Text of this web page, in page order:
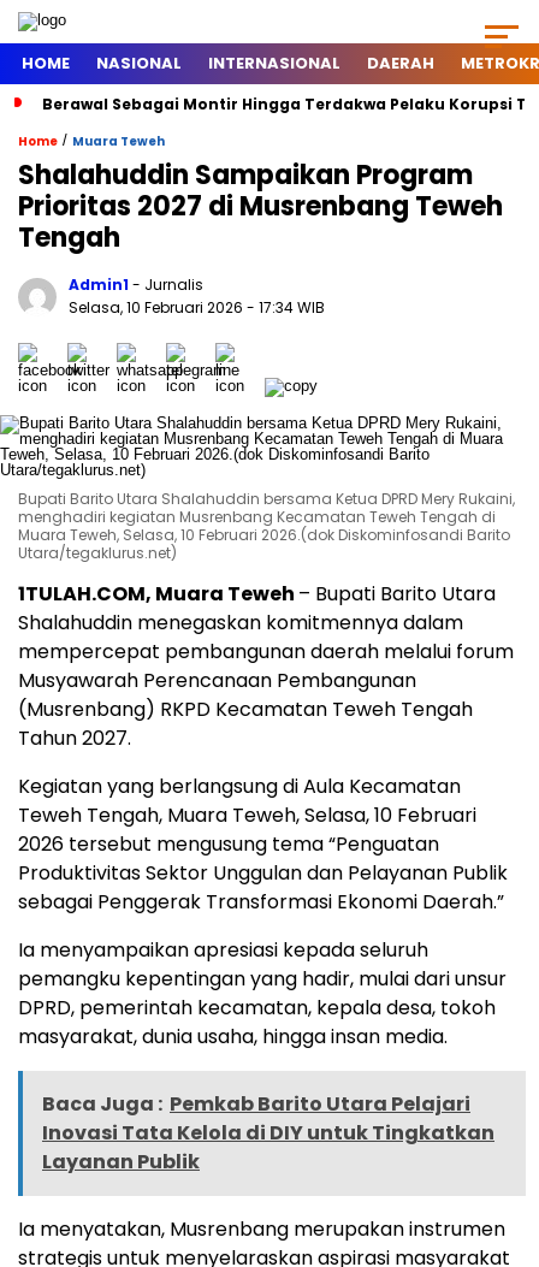
HOME NASIONAL INTERNASIONAL DAERAH
Sebagai Montir Hingga Terdakwa Pelaku Korupsi Timah,
Home / Muara Teweh
Shalahuddin Sampaikan Program
Prioritas 2027 di Musrenbang Teweh
Tengah
Admin1- Jurnalis
Selasa, 10 Februari 2026 - 17:34 WIB
Bupati Barito Utara Shalahuddin bersama Ketua DPRD Mery Rukaini,
menghadiri kegiatan Musrenbang Kecamatan Teweh Tengah di
Muara Teweh, Selasa, 10 Februari 2026.(dok Diskominfosandi Barito
Utara/tegaklurus.net)
1TULAH.COM, Muara Teweh – Bupati Barito Utara
Shalahuddin menegaskan komitmennya dalam
mempercepat pembangunan daerah melalui forum
Musyawarah Perencanaan Pembangunan
(Musrenbang) RKPD Kecamatan Teweh Tengah
Tahun 2027.
Kegiatan yang berlangsung di Aula Kecamatan
Teweh Tengah, Muara Teweh, Selasa, 10 Februari
2026 tersebut mengusung tema “Penguatan
Produktivitas Sektor Unggulan dan Pelayanan Publik
sebagai Penggerak Transformasi Ekonomi Daerah.”
Ia menyampaikan apresiasi kepada seluruh
pemangku kepentingan yang hadir, mulai dari unsur
DPRD, pemerintah kecamatan, kepala desa, tokoh
masyarakat, dunia usaha, hingga insan media.
Baca Juga : Pemkab Barito Utara Pelajari
Inovasi Tata Kelola di DIY untuk Tingkatkan
Layanan Publik
Ia menyatakan, Musrenbang merupakan instrumen
strategis untuk menyelaraskan aspirasi masyarakat